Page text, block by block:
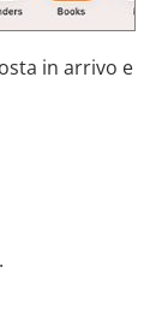
in arrivo e